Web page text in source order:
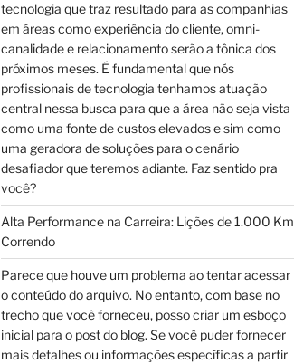
tecnologia que traz resultado para as companhias
em áreas como experiência do cliente, omni-
canalidade e relacionamento serão a tônica dos
próximos meses. É fundamental que nós
profissionais de tecnologia tenhamos atuação
central nessa busca para que a área não seja vista
como uma fonte de custos elevados e sim como
uma geradora de soluções para o cenário
desafiador que teremos adiante. Faz sentido pra
você?
Alta Performance na Carreira: Lições de 1.000 Km
Correndo
Parece que houve um problema ao tentar acessar
o conteúdo do arquivo. No entanto, com base no
trecho que você forneceu, posso criar um esboço
inicial para o post do blog. Se você puder fornecer
mais detalhes ou informações específicas a partir